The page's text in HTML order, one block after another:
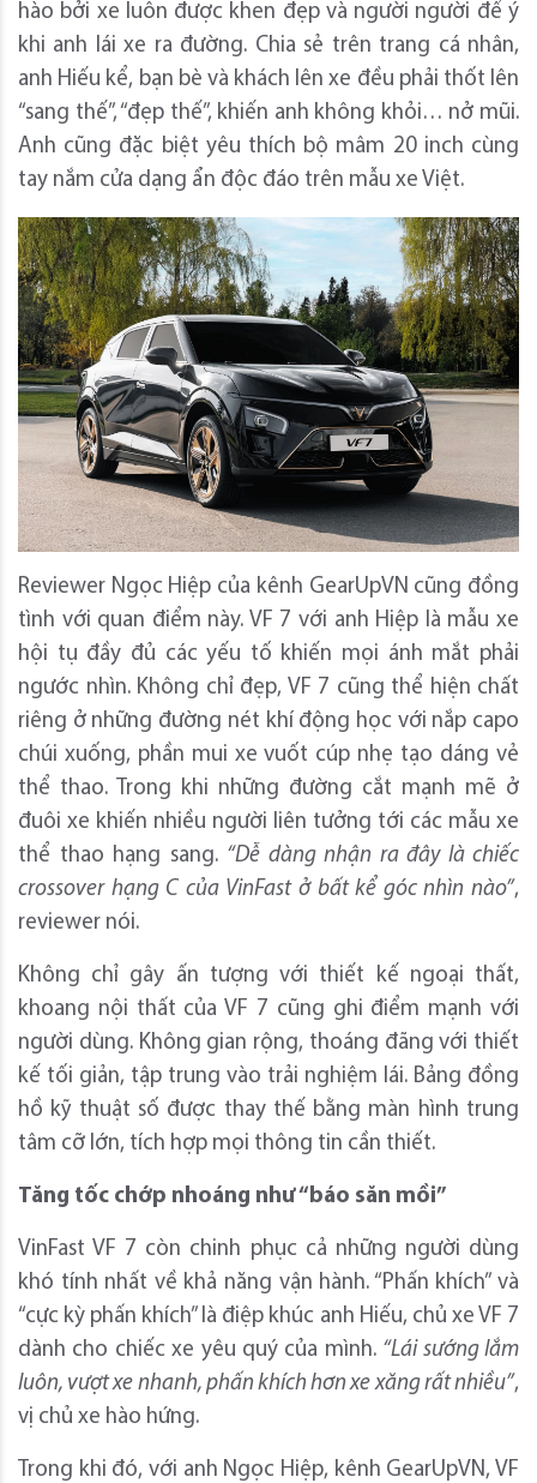
hào bởi xe luôn được khen đẹp và người người để ý
khi anh lái xe ra đường. Chia sẻ trên trang cá nhân,
anh Hiếu kể, bạn bè và khách lên xe đều phải thốt lên
“sang thế”, “đẹp thế”, khiến anh không khỏi… nở mũi.
Anh cũng đặc biệt yêu thích bộ mâm 20 inch cùng
tay nắm cửa dạng ẩn độc đáo trên mẫu xe Việt.
Reviewer Ngọc Hiệp của kênh GearUpVN cũng đồng
tình với quan điểm này. VF 7 với anh Hiệp là mẫu xe
hội tụ đầy đủ các yếu tố khiến mọi ánh mắt phải
ngước nhìn. Không chỉ đẹp, VF 7 cũng thể hiện chất
riêng ở những đường nét khí động học với nắp capo
chúi xuống, phần mui xe vuốt cúp nhẹ tạo dáng vẻ
thể thao. Trong khi những đường cắt mạnh mẽ ở
đuôi xe khiến nhiều người liên tưởng tới các mẫu xe
thể thao hạng sang. “Dễ dàng nhận ra đây là chiếc
crossover hạng C của VinFast ở bất kể góc nhìn nào”,
reviewer nói.
Không chỉ gây ấn tượng với thiết kế ngoại thất,
khoang nội thất của VF 7 cũng ghi điểm mạnh với
người dùng. Không gian rộng, thoáng đãng với thiết
kế tối giản, tập trung vào trải nghiệm lái. Bảng đồng
hồ kỹ thuật số được thay thế bằng màn hình trung
tâm cỡ lớn, tích hợp mọi thông tin cần thiết.
Tăng tốc chớp nhoáng như“báo săn mồi”
VinFast VF 7 còn chinh phục cả những người dùng
khó tính nhất về khả năng vận hành. “Phấn khích” và
“cực kỳ phấn khích” là điệp khúc anh Hiếu, chủ xe VF 7
dành cho chiếc xe yêu quý của mình. “Lái sướng lắm
luôn, vượt xe nhanh, phấn khích hơn xe xăng rất nhiều”,
vị chủ xe hào hứng.
Trong khi đó, với anh Ngọc Hiệp, kênh GearUpVN, VF